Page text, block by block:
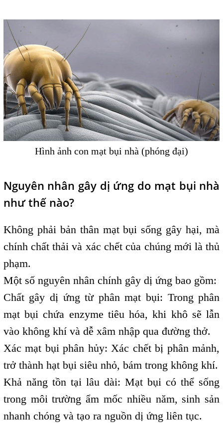
Hình ảnh con mạt bụi nhà (phóng đại)
Nguyên nhân gây dị ứng do mạt bụi nhà
như thế nào?
Không phải bản thân mạt bụi sống gây hại, mà
chính chất thải và xác chết của chúng mới là thủ
phạm.
Một số nguyên nhân chính gây dị ứng bao gồm:
Chất gây dị ứng từ phân mạt bụi: Trong phân
mạt bụi chứa enzyme tiêu hóa, khi khô sẽ lẫn
vào không khí và dễ xâm nhập qua đường thở.
Xác mạt bụi phân hủy: Xác chết bị phân mảnh,
trở thành hạt bụi siêu nhỏ, bám trong không khí.
Khả năng tồn tại lâu dài: Mạt bụi có thể sống
trong môi trường ẩm mốc nhiều năm, sinh sản
nhanh chóng và tạo ra nguồn dị ứng liên tục.